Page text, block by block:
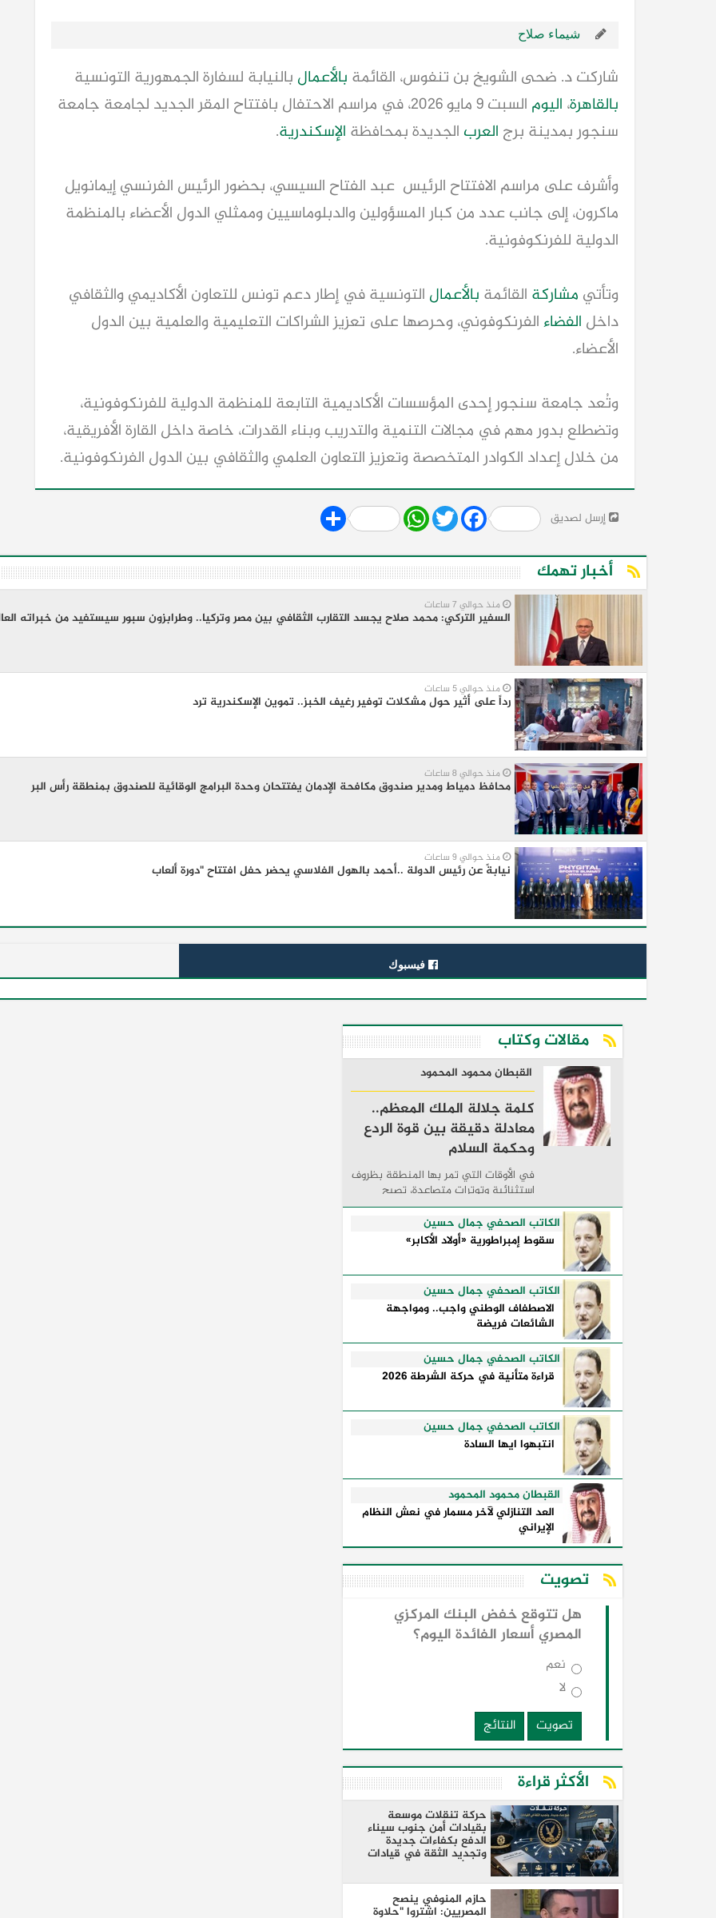
شيماء صلاح
شاركت د. ضحى الشويخ بن تنفوس، القائمة بالأعمال بالنيابة لسفارة الجمهورية التونسية
بالقاهرة، اليوم
السبت 9 مايو 2026، في مراسم الاحتفال بافتتاح المقر الجديد لجامعة جامعة
سنجور بمدينة برج العرب الجديدة بمحافظة الإسكندرية.
وأشرف على مراسم الافتتاح الرئيس عبد الفتاح السيسي، بحضور الرئيس الفرنسي إيمانويل
ماكرون، إلى جانب عدد من كبار المسؤولين والدبلوماسيين وممثلي الدول الأعضاء بالمنظمة
الدولية للفرنكوفونية.
وتأتي مشاركة القائمة بالأعمال التونسية في إطار دعم تونس للتعاون الأكاديمي والثقافي
داخل الفضاءالفرنكوفوني، وحرصها على تعزيز الشراكات التعليمية والعلمية بين الدول
الأعضاء.
وتُعد جامعة سنجور إحدى المؤسسات الأكاديمية التابعة للمنظمة الدولية للفرنكوفونية،
وتضطلع بدور مهم في مجالات التنمية والتدريب وبناء القدرات، خاصة داخل القارة الأفريقية،
من خلال إعداد الكوادر المتخصصة وتعزيز التعاون العلمي والثقافي بين الدول الفرنكوفونية.
إرسل لصديق Share WhatsApp
Twitter Facebook
أخبار تهمك
منذ حوالي 7 ساعات
السفير التركي: محمد صلاح يجسد التقارب الثقافي بين مصر وتركيا.. وطرابزون سبور سيستفيد من خبراته
منذ حوالي 5 ساعات
رداً على أثير حول مشكلات توفير رغيف الخبز.. تموين الإسكندرية ترد
منذ حوالي 8 ساعات
محافظ دمياط ومدير صندوق مكافحة الإدمان يفتتحان وحدة البرامج الوقائية للصندوق بمنطقة رأس البر
منذ حوالي 9 ساعات
نيابةً عن رئيس الدولة ..أحمد بالهول الفلاسي يحضر حفل افتتاح "دورة ألعاب
فيسبوك
مقالات وكتاب
القبطان محمود المحمود
كلمة جلالة الملك المعظم..
معادلة دقيقة بين قوة الردع
وحكمة السلام
في الأوقات التي تمر بها المنطقة بظروف
استثنائية وتوترات متصاعدة، تصبح
الكلمات السياسية أكثر من مجرد مواقف
معلنة؛ فهي تكشف طريقة تفكير الدول،
وكيفية إدارتها للأزمات، والحدود التي
تفصل بين القوة ...
الكاتب الصحفي جمال حسين
سقوط إمبراطورية «أولاد الأكابر»
الكاتب الصحفي جمال حسين
الاصطفاف الوطني واجب.. ومواجهة
الشائعات فريضة
الكاتب الصحفي جمال حسين
قراءة متأنية في حركة الشرطة 2026
الكاتب الصحفي جمال حسين
انتبهوا ايها السادة
القبطان محمود المحمود
العد التنازلي لآخر مسمار في نعش النظام
الإيراني
تصويت
هل تتوقع خفض البنك المركزي
المصري أسعار الفائدة اليوم؟
نعم
لا
تصويت
النتائج
الأكثر قراءة
حركة تنقلات موسعة
بقيادات أمن جنوب سيناء
الدفع بكفاءات جديدة
وتجديد الثقة في قيادات
البحث والمرور
​حازم المنوفي ينصح
المصريين: اشتروا "حلاوة